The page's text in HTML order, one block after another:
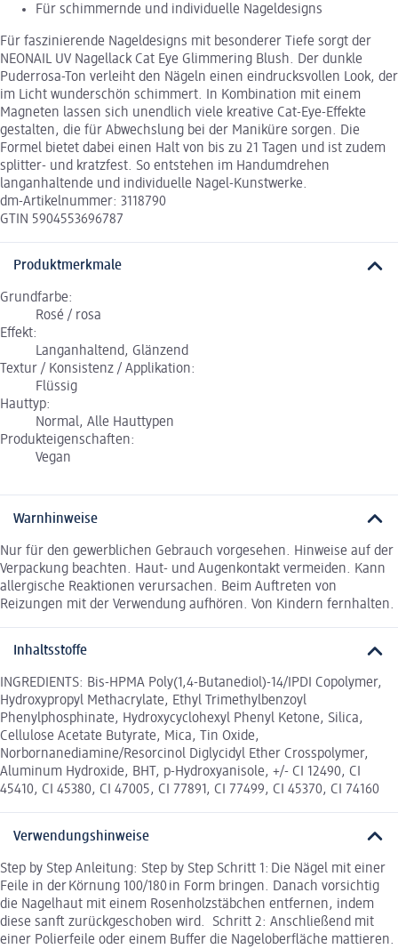
Für schimmernde und individuelle Nageldesigns
Für faszinierende Nageldesigns mit besonderer Tiefe sorgt der
NEONAIL UV Nagellack Cat Eye Glimmering Blush. Der dunkle
Puderrosa-Ton verleiht den Nägeln einen eindrucksvollen Look, der
im Licht wunderschön schimmert. In Kombination mit einem
Magneten lassen sich unendlich viele kreative Cat-Eye-Effekte
gestalten, die für Abwechslung bei der Maniküre sorgen. Die
Formel bietet dabei einen Halt von bis zu 21 Tagen und ist zudem
splitter- und kratzfest. So entstehen im Handumdrehen
langanhaltende und individuelle Nagel-Kunstwerke.
dm-Artikelnummer: 3118790
GTIN 5904553696787
Produktmerkmale
Grundfarbe:
Rosé / rosa
Effekt:
Langanhaltend, Glänzend
Textur / Konsistenz / Applikation:
Flüssig
Hauttyp:
Normal, Alle Hauttypen
Produkteigenschaften:
Vegan
Warnhinweise
Nur für den gewerblichen Gebrauch vorgesehen. Hinweise auf der
Verpackung beachten. Haut- und Augenkontakt vermeiden. Kann
allergische Reaktionen verursachen. Beim Auftreten von
Reizungen mit der Verwendung aufhören. Von Kindern fernhalten.
Inhaltsstoffe
INGREDIENTS: Bis-HPMA Poly(1,4-Butanediol)-14/IPDI Copolymer,
Hydroxypropyl Methacrylate, Ethyl Trimethylbenzoyl
Phenylphosphinate, Hydroxycyclohexyl Phenyl Ketone, Silica,
Cellulose Acetate Butyrate, Mica, Tin Oxide,
Norbornanediamine/Resorcinol Diglycidyl Ether Crosspolymer,
Aluminum Hydroxide, BHT, p-Hydroxyanisole, +/- CI 12490, CI
45410, CI 45380, CI 47005, CI 77891, CI 77499, CI 45370, CI 74160
Verwendungshinweise
Step by Step Anleitung: Step by Step Schritt 1: Die Nägel mit einer
Feile in der Körnung 100/180 in Form bringen. Danach vorsichtig
die Nagelhaut mit einem Rosenholzstäbchen entfernen, indem
diese sanft zurückgeschoben wird. Schritt 2: Anschließend mit
einer Polierfeile oder einem Buffer die Nageloberfläche mattieren.